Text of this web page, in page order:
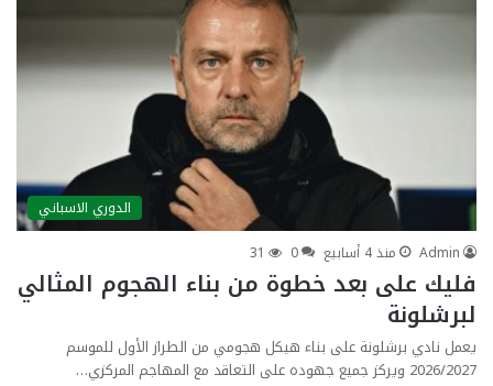
الدوري الاسباني
Admin
منذ 4 أسابيع 0
31
فليك على بعد خطوة من بناء الهجوم المثالي
لبرشلونة
يعمل نادي برشلونة على بناء هيكل هجومي من الطراز الأول للموسم
2026/2027 ويركز جميع جهوده على التعاقد مع المهاجم المركزي…